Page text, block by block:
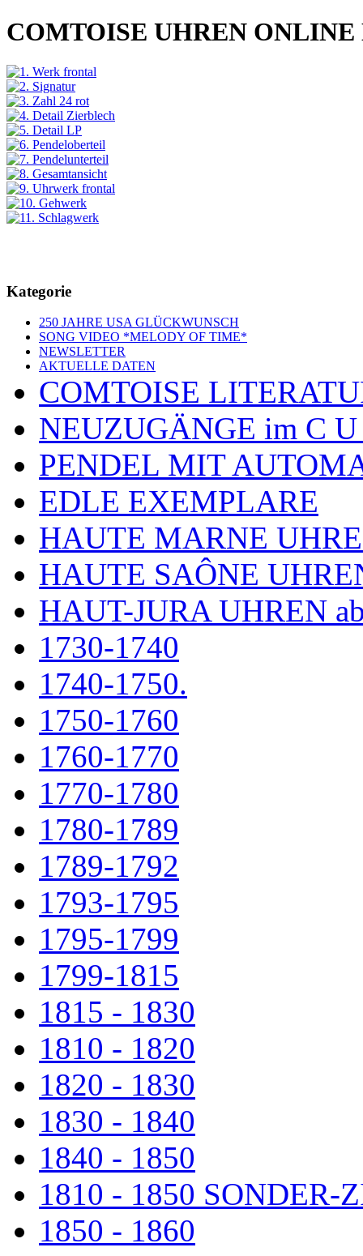
COMTOISE UHREN ONLINE
Kategorie
250 JAHRE USA GLÜCKWUNSCH
SONG VIDEO *MELODY OF TIME*
NEWSLETTER
AKTUELLE DATEN
COMTOISE
NEUZUGÄNGE im C
PENDEL MIT
EDLE EXEMPLARE
HAUTE MARNE
HAUTE SAÔNE
HAUT-JURA UHREN
1730-1740
1740-1750.
1750-1760
1760-1770
1770-1780
1780-1789
1789-1792
1793-1795
1795-1799
1799-1815
1815 - 1830
1810 - 1820
1820 - 1830
1830 - 1840
1840 - 1850
1810 - 1850 SONDER-
1850 - 1860